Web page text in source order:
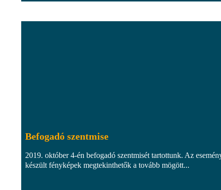
Befogadó szentmise
2019. október 4-én befogadó szentmisét tartottunk. Az
készült fényképek megtekinthetők a tovább mögött...